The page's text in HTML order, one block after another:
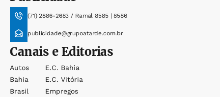
(71) 2886-2683 / Ramal 8585 | 8586
publicidade@grupoatarde.com.br
Canais e Editorias
Autos
Bahia
Brasil
E.c. Bahia
E.c. Vitória
Empregos